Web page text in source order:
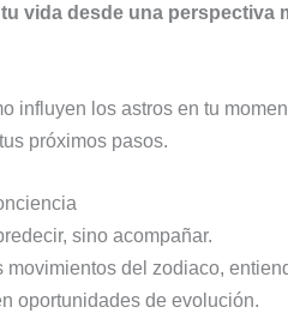
vida desde una perspectiva
influyen los astros en tu
próximos pasos.
sino acompañar.
del zodiaco,
oportunidades de evolución.